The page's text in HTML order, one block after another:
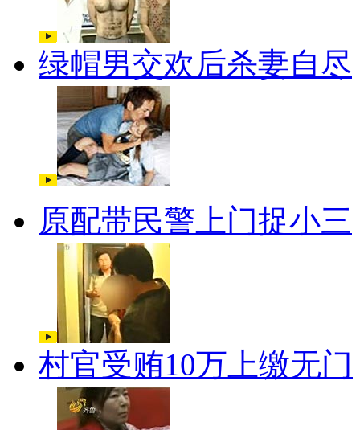
绿帽男交欢后杀妻自尽
原配带民警上门捉小三
村官受贿10万上缴无门